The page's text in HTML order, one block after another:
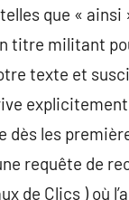
que «
titre militant
texte et
les
requête de
de Clics ) où